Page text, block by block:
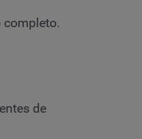
completo.
de